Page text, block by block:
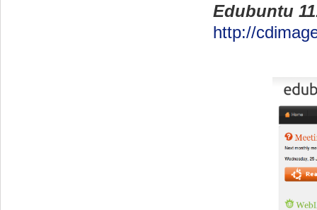
Edubuntu
http://